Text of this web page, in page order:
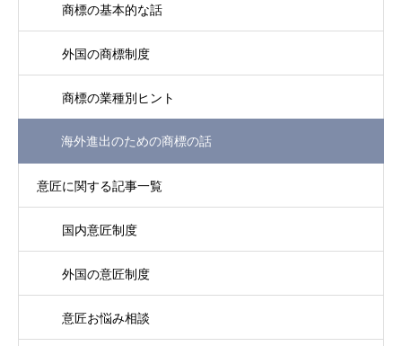
商標の基本的な話
外国の商標制度
商標の業種別ヒント
海外進出のための商標の話
意匠に関する記事一覧
国内意匠制度
外国の意匠制度
意匠お悩み相談